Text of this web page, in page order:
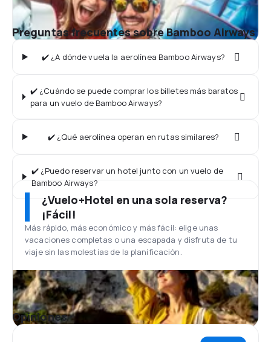
Preguntas frecuentes sobre Bamboo Airways
✔️ ¿A dónde vuela la aerolínea Bamboo Airways?
✔️ ¿Cuándo se puede comprar los billetes más baratos
para un vuelo de Bamboo Airways?
✔️ ¿Qué aerolínea operan en rutas similares?
✔️ ¿Puedo reservar un hotel junto con un vuelo de
Bamboo Airways?
¿Vuelo+Hotel en una sola reserva?
¡Fácil!
Más rápido, más económico y más fácil: elige unas
vacaciones completas o una escapada y disfruta de tu
viaje sin las molestias de la planificación.
Opiniones